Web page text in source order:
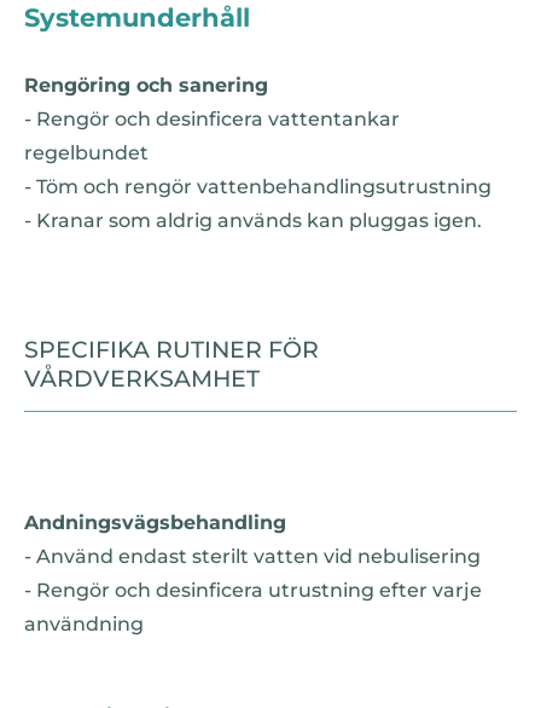
Systemunderhåll
Rengöring och sanering
- Rengör och desinficera vattentankar
regelbundet
- Töm och rengör vattenbehandlingsutrustning
- Kranar som aldrig används kan pluggas igen.
SPECIFIKA RUTINER FÖR
VÅRDVERKSAMHET
Andningsvägsbehandling
- Använd endast sterilt vatten vid nebulisering
- Rengör och desinficera utrustning efter varje
användning